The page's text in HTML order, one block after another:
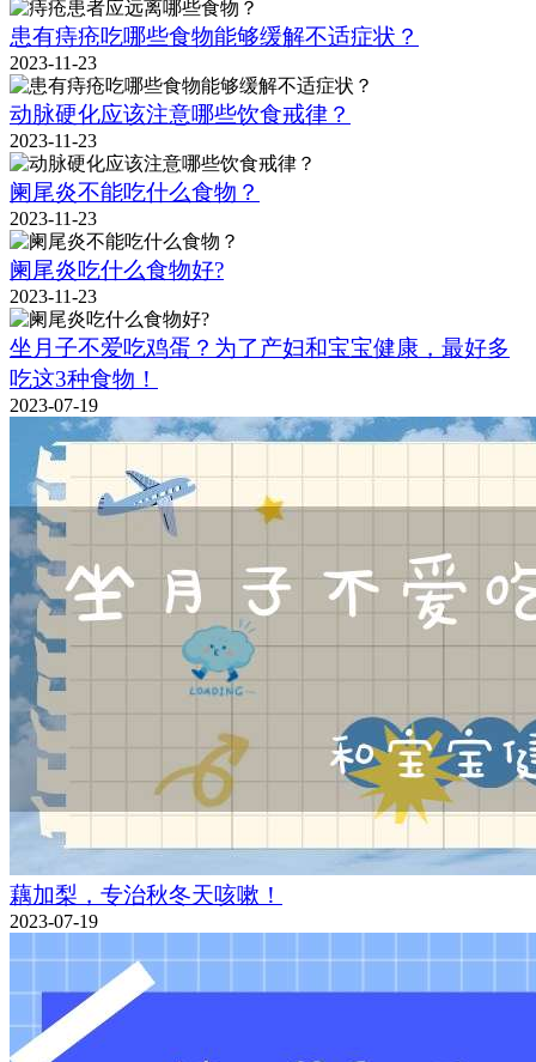
患有痔疮吃哪些食物能够缓解不适症状？
2023-11-23
动脉硬化应该注意哪些饮食戒律？
2023-11-23
阑尾炎不能吃什么食物？
2023-11-23
阑尾炎吃什么食物好?
2023-11-23
坐月子不爱吃鸡蛋？为了产妇和宝宝健康，最好多
吃这3种食物！
2023-07-19
藕加梨，专治秋冬天咳嗽！
2023-07-19